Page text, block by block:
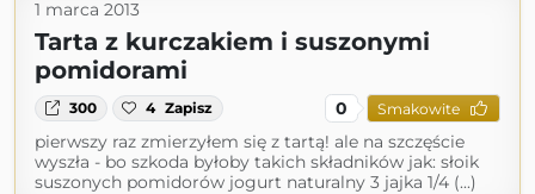
1 marca 2013
Tarta z kurczakiem i suszonymi
pomidorami
300 4 Zapisz 0 Smakowite
pierwszy raz zmierzyłem się z tartą! ale na szczęście
wyszła - bo szkoda byłoby takich składników jak: słoik
suszonych pomidorów jogurt naturalny 3 jajka 1/4 (...)